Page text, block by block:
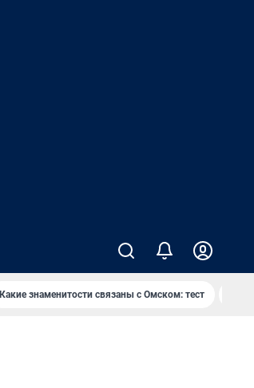
Какие знаменитости связаны с Омском: тест